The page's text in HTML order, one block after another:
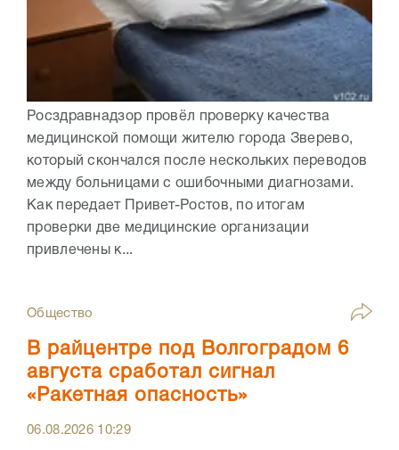
Росздравнадзор провёл проверку качества
медицинской помощи жителю города Зверево,
который скончался после нескольких переводов
между больницами с ошибочными диагнозами.
Как передает Привет-Ростов, по итогам
проверки две медицинские организации
привлечены к...
Общество
В райцентре под Волгоградом 6
августа сработал сигнал
«Ракетная опасность»
06.08.2026 10:29